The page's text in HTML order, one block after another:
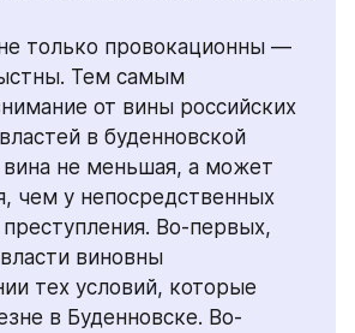
только провокационны —
Тем самым
от вины российских
в буденновской
не меньшая, а может
чем у непосредственных
Во-первых,
виновны
тех условий, которые
в Буденновске. Во-